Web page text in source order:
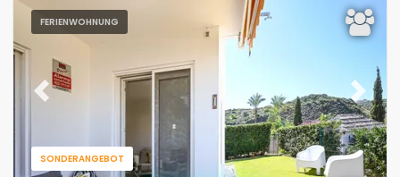
FERIENWOHNUNG
SONDERANGEBOT
Previous Next